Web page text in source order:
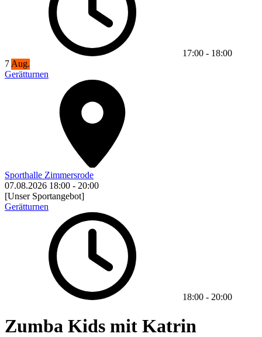
17:00 - 18:00
7Aug.
Gerätturnen
Sporthalle Zimmersrode
07.08.2026 18:00 - 20:00
[Unser Sportangebot]
Gerätturnen
18:00 - 20:00
Zumba Kids mit Katrin